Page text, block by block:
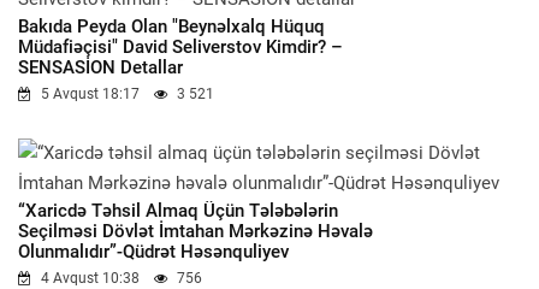
Bakıda Peyda Olan "beynəlxalq Hüquq
Müdafiəçisi" David Seliverstov Kimdir? –
SENSASİON Detallar
5 Avqust 18:17 3 521
“Xaricdə Təhsil Almaq Üçün Tələbələrin
Seçilməsi Dövlət İmtahan Mərkəzinə Həvalə
Olunmalıdır”-Qüdrət Həsənquliyev
4 Avqust 10:38 756